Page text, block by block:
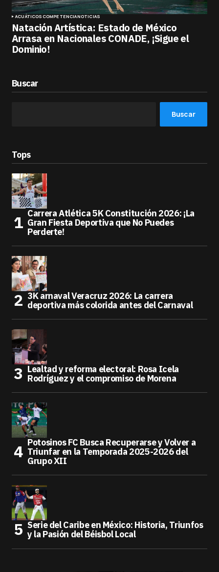
ACUÁTICOSCOMPETENCIANOTICIAS
Natación Artística: Estado de México
Arrasa en Nacionales CONADE, ¡Sigue el
Dominio!
Buscar
Buscar
Tops
Carrera Atlética 5K Constitución 2026: ¡La
Gran Fiesta Deportiva que No Puedes
Perderte!
3K arnaval Veracruz 2026: La carrera
deportiva más colorida antes del Carnaval
Lealtad y reforma electoral: Rosa Icela
Rodríguez y el compromiso de Morena
Potosinos FC Busca Recuperarse y Volver a
Triunfar en la Temporada 2025-2026 del
Grupo XII
Serie del Caribe en México: Historia, Triunfos
y la Pasión del Béisbol Local